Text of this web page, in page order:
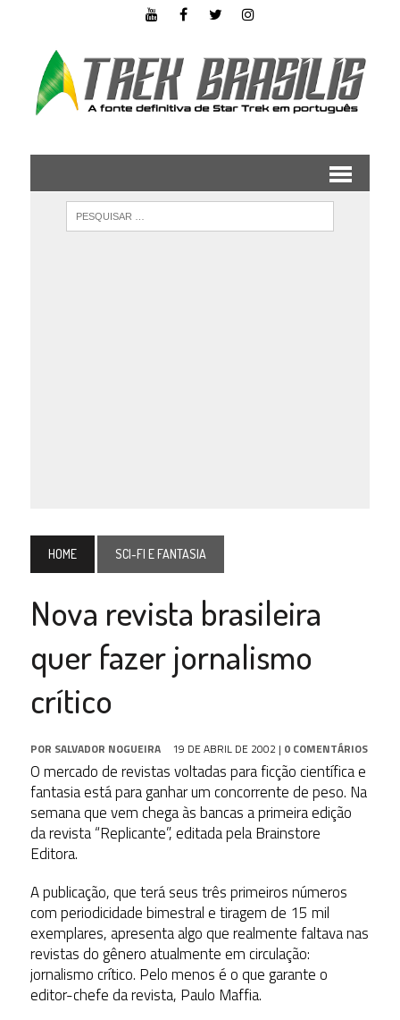
HOME SCI-FI E FANTASIA
Nova revista brasileira
quer fazer jornalismo
crítico
POR SALVADOR NOGUEIRA 19 DE ABRIL DE 2002 | 0 COMENTÁRIOS
O mercado de revistas voltadas para ficção científica e
fantasia está para ganhar um concorrente de peso. Na
semana que vem chega às bancas a primeira edição
da revista “Replicante”, editada pela Brainstore
Editora.
A publicação, que terá seus três primeiros números
com periodicidade bimestral e tiragem de 15 mil
exemplares, apresenta algo que realmente faltava nas
revistas do gênero atualmente em circulação:
jornalismo crítico. Pelo menos é o que garante o
editor-chefe da revista, Paulo Maffia.